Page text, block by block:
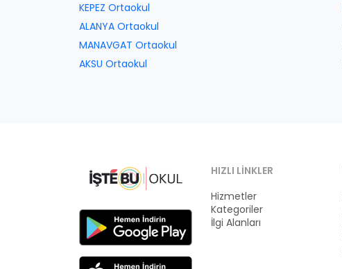
KEPEZ Ortaokul
ALANYA Ortaokul
MANAVGAT Ortaokul
AKSU Ortaokul
HIZLI LINKLER
Hizmetler
Kategoriler
İlgi Alanları